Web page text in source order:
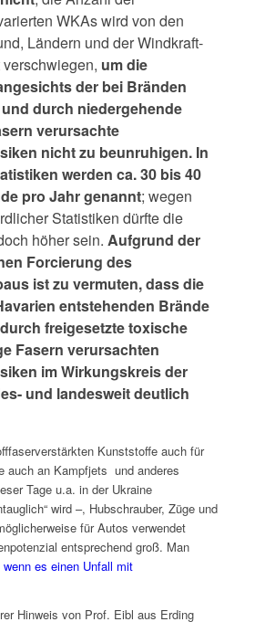
WKAs wird von den
Ländern und der Windkraft-
um die
der bei Bränden
durch niedergehende
verursachte
nicht zu beunruhigen. In
werden ca. 30 bis 40
pro Jahr genannt; wegen
Statistiken dürfte die
höher sein. Aufgrund der
Forcierung des
ist zu vermuten, dass die
entstehenden Brände
freigesetzte toxische
Fasern verursachten
im Wirkungskreis der
und landesweit deutlich
Kunststoffe auch für
auch an Kampfjets und anderes
Tage u.a. in der Ukraine
wird –, Hubschrauber, Züge und
für Autos verwendet
entsprechend groß. Man
wenn es einen Unfall mit
Hinweis von Prof. Eibl aus Erding